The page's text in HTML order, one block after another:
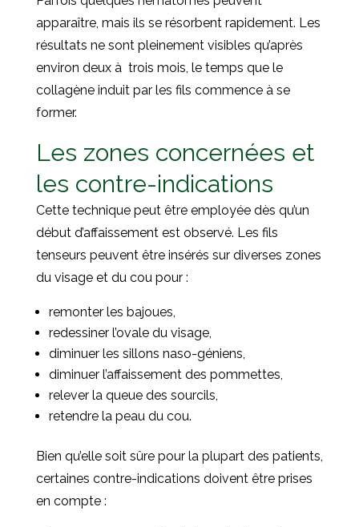
apparaître, mais ils se résorbent rapidement. Les
résultats ne sont pleinement visibles qu’après
environ deux à trois mois, le temps que le
collagène induit par les fils commence à se
former.
Les zones concernées et
les contre-indications
Cette technique peut être employée dès qu’un
début d’affaissement est observé. Les fils
tenseurs peuvent être insérés sur diverses zones
du visage et du cou pour :
remonter les bajoues,
redessiner l’ovale du visage,
diminuer les sillons naso-géniens,
diminuer l’affaissement des pommettes,
relever la queue des sourcils,
retendre la peau du cou.
Bien qu’elle soit sûre pour la plupart des patients,
certaines contre-indications doivent être prises
en compte :